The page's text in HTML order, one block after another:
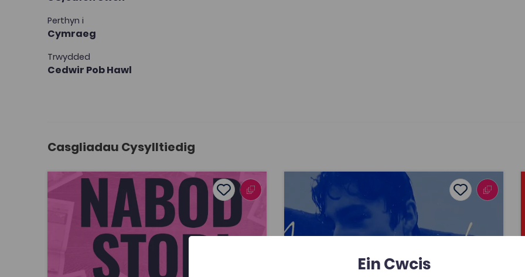
Perthyn i
Cymraeg
Trwydded
Cedwir Pob Hawl
Casgliadau Cysylltiedig
Nabod Stori
Add to favourites
Dyddiad cyhoeddi: 2026 Add to favourites
Nabod Stori
Cymraeg
Newyddiaduraeth a Chyfathrebu
Lafant, ‘O! Mor Las’ gan Lafant, fideo cerddorol gan
Add to
Dyddiad cyhoeddi: 2026 Add to
Lafant, ‘O! Mor Las’ gan Lafant, fideo
cerddorol gan Nico Dafydd
gan y prosiect Fideos Cerddorol Cymraeg
Prifysgol Aberystwyth, wedi gefnogi gan y
Ein Cwcis